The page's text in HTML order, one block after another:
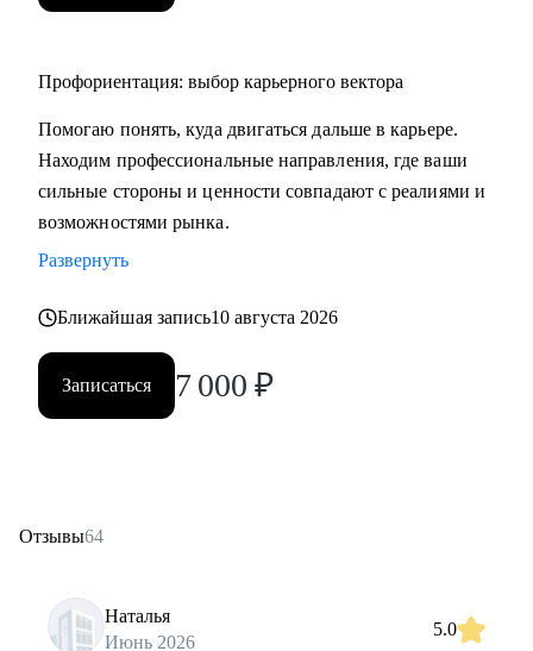
Профориентация: выбор карьерного вектора
Помогаю понять, куда двигаться дальше в карьере.
Находим профессиональные направления, где ваши
сильные стороны и ценности совпадают с реалиями и
возможностями рынка.
Развернуть
Ближайшая запись10 августа 2026
Записаться 7 000 ₽
Отзывы64
Наталья
Июнь 2026
5.0